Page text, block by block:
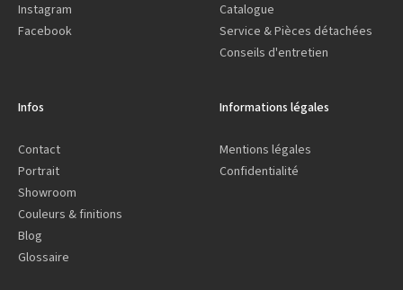
Instagram
Facebook
Catalogue
Service & Pièces détachées
Conseils d'entretien
Infos
Contact
Portrait
Showroom
Couleurs & finitions
Blog
Glossaire
Informations légales
Mentions légales
Confidentialité